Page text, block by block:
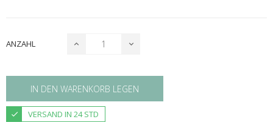
ANZAHL
IN DEN WARENKORB LEGEN
VERSAND IN 24 STD